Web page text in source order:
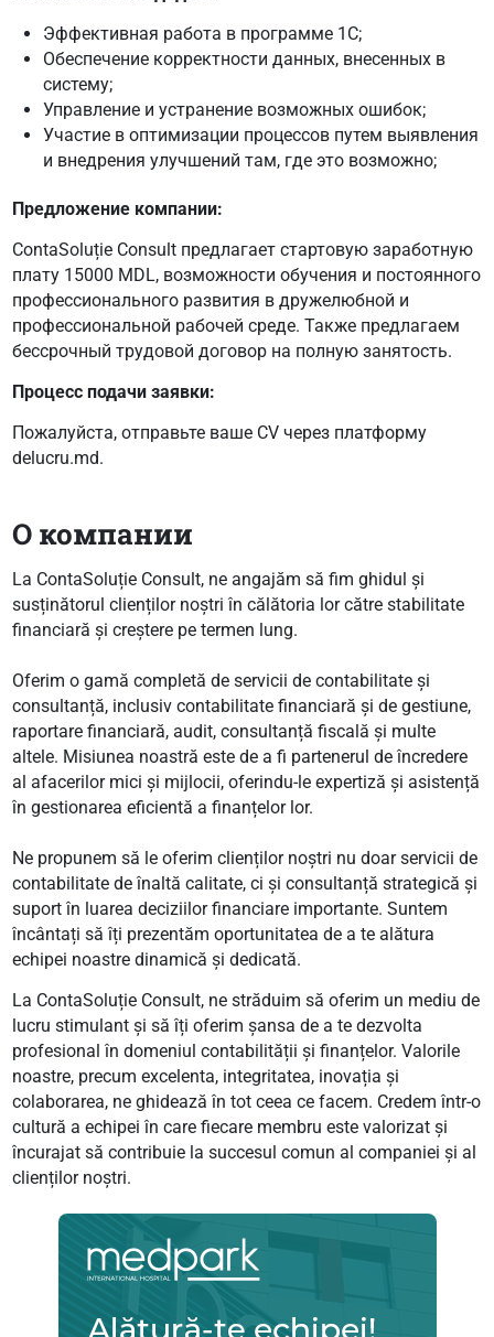
Эффективная работа в программе 1C;
Обеспечение корректности данных, внесенных в
систему;
Управление и устранение возможных ошибок;
Участие в оптимизации процессов путем выявления
и внедрения улучшений там, где это возможно;
Предложение компании:
ContaSoluție Consult предлагает стартовую заработную
плату 15000 MDL, возможности обучения и постоянного
профессионального развития в дружелюбной и
профессиональной рабочей среде. Также предлагаем
бессрочный трудовой договор на полную занятость.
Процесс подачи заявки:
Пожалуйста, отправьте ваше CV через платформу
delucru.md.
О компании
La ContaSoluție Consult, ne angajăm să fim ghidul și
susținătorul clienților noștri în călătoria lor către stabilitate
financiară și creștere pe termen lung.
Oferim o gamă completă de servicii de contabilitate și
consultanță, inclusiv contabilitate financiară și de gestiune,
raportare financiară, audit, consultanță fiscală și multe
altele. Misiunea noastră este de a fi partenerul de încredere
al afacerilor mici și mijlocii, oferindu-le expertiză și asistență
în gestionarea eficientă a finanțelor lor.
Ne propunem să le oferim clienților noștri nu doar servicii de
contabilitate de înaltă calitate, ci și consultanță strategică și
suport în luarea deciziilor financiare importante. Suntem
încântați să îți prezentăm oportunitatea de a te alătura
echipei noastre dinamică și dedicată.
La ContaSoluție Consult, ne străduim să oferim un mediu de
lucru stimulant și să îți oferim șansa de a te dezvolta
profesional în domeniul contabilității și finanțelor. Valorile
noastre, precum excelenta, integritatea, inovația și
colaborarea, ne ghidează în tot ceea ce facem. Credem într-o
cultură a echipei în care fiecare membru este valorizat și
încurajat să contribuie la succesul comun al companiei și al
clienților noștri.